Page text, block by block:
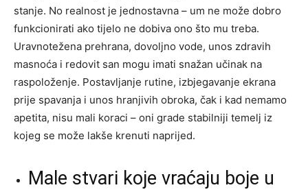
stanje. No realnost je jednostavna – um ne može dobro
funkcionirati ako tijelo ne dobiva ono što mu treba.
Uravnotežena prehrana, dovoljno vode, unos zdravih
masnoća i redovit san mogu imati snažan učinak na
raspoloženje. Postavljanje rutine, izbjegavanje ekrana
prije spavanja i unos hranjivih obroka, čak i kad nemamo
apetita, nisu mali koraci – oni grade stabilniji temelj iz
kojeg se može lakše krenuti naprijed.
Male stvari koje vraćaju boje u